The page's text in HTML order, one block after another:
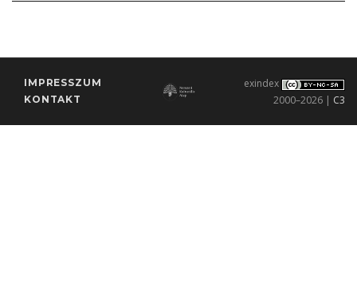
IMPRESSZUM
KONTAKT
exindex
2000–2026 | C3